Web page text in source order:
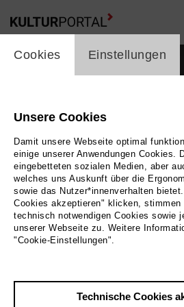
Zurück|Übersicht
cookie_layer
Cookies Einstellungen
Unsere Cookies
Damit unsere Webseite optimal
einige unserer Anwendungen Cookies.
eingebetteten sozialen Medien, aber
welches uns Auskunft über die
sowie das Nutzer*innenverhalten
Cookies akzeptieren" klicken, stimmen
technisch notwendigen Cookies sowie
unserer Webseite zu. Weitere
"Cookie-Einstellungen".
Technische Cookies